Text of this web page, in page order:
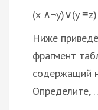
(x ∧¬y)∨(y
Ниже
фрагмент
содержащий
Определите,